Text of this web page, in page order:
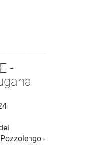
-
-